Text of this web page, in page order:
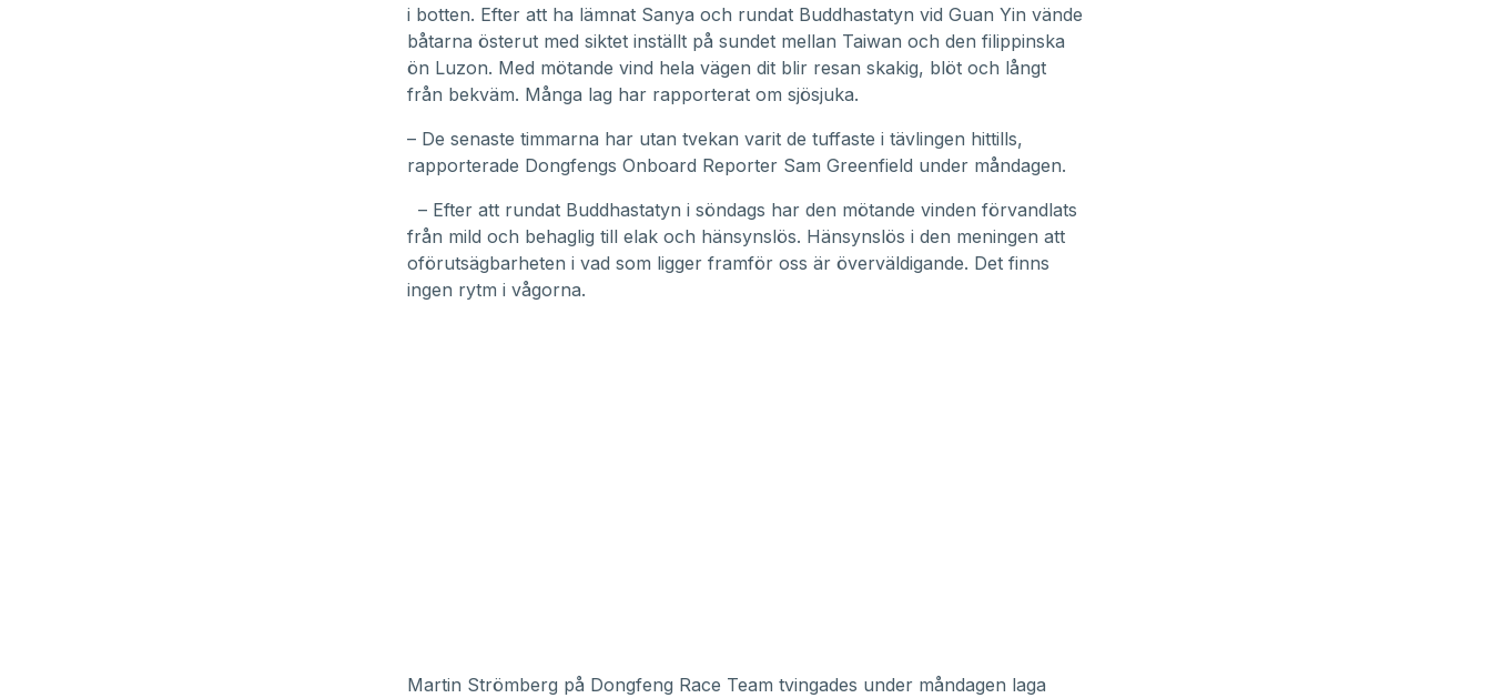
i botten. Efter att ha lämnat Sanya och rundat Buddhastatyn vid Guan Yin vände
båtarna österut med siktet inställt på sundet mellan Taiwan och den filippinska
ön Luzon. Med mötande vind hela vägen dit blir resan skakig, blöt och långt
från bekväm. Många lag har rapporterat om sjösjuka.
– De senaste timmarna har utan tvekan varit de tuffaste i tävlingen hittills,
rapporterade Dongfengs Onboard Reporter Sam Greenfield under måndagen.
– Efter att rundat Buddhastatyn i söndags har den mötande vinden förvandlats
från mild och behaglig till elak och hänsynslös. Hänsynslös i den meningen att
oförutsägbarheten i vad som ligger framför oss är överväldigande. Det finns
ingen rytm i vågorna.
Martin Strömberg på Dongfeng Race Team tvingades under måndagen laga